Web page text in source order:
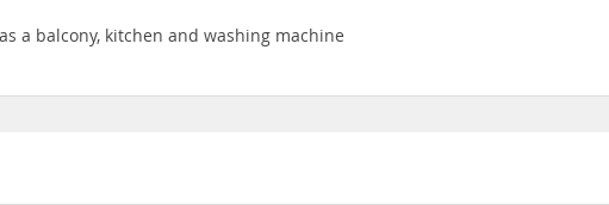
a balcony, kitchen and washing machine